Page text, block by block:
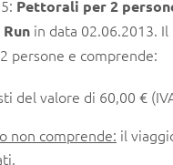
Pettorali per 2
in data 02.06.2013.
persone e comprende:
del valore di 60,00 €
non comprende: il